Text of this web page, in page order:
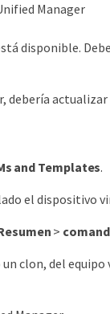
Manager
disponible.
debería
and Templates.
el dispositivo
>
clon, del